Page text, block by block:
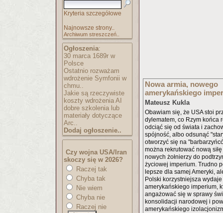
Kryteria szczegółowe
Najnowsze strony..
Archiwum streszczeń..
Ogłoszenia:
30 marca 1689r w
Polsce
Ostatnio rozważam
wdrożenie Symfonii w
chmu..
Jakie są rzeczywiste
koszty wdrożenia AI
dobre szkolenia lub
materiały dotyczące
Arc..
Dodaj ogłoszenie..
Czy wojna USA/Iran
skoczy się w 2026?
Raczej tak
Chyba tak
Nie wiem
Chyba nie
Raczej nie
Nowa armia, nowego
amerykańskiego
Mateusz Kukla
Obawiam się, że USA stoi
dylematem, co Rzym końca
odciąć się od świata i
spójność, albo odsunąć
otworzyć się na
można rekrutować nową
nowych żołnierzy do
życiowej imperium. Trudno
lepsze dla samej Ameryki,
Polski korzystniejsza
amerykańskiego imperium,
angażować się w sprawy
konsolidacji narodowej i
amerykańskiego